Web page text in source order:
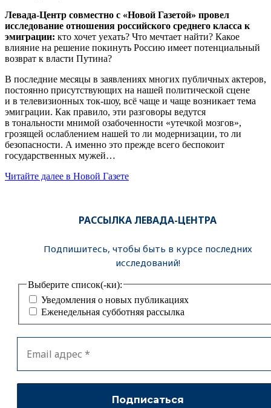
Левада-Центр совместно с «Новой Газетой» провел
исследование отношения российского среднего класса к
эмиграции: кто хочет уехать? Что мечтает найти? Какое
влияние на решение покинуть Россию имеет потенциальный
возврат к власти Путина?
В последние месяцы в заявлениях многих публичных актеров,
постоянно присутствующих на нашей политической сцене
и в телевизионных ток-шоу, всё чаще и чаще возникает тема
эмиграции. Как правило, эти разговоры ведутся
в тональности мнимой озабоченности «утечкой мозгов»,
грозящей ослаблением нашей то ли модернизации, то ли
безопасности. А именно это прежде всего беспокоит
государственных мужей…
Читайте далее в Новой Газете
РАССЫЛКА ЛЕВАДА-ЦЕНТРА
Подпишитесь, чтобы быть в курсе последних
исследований!
Выберите список(-ки):
Уведомления о новых публикациях
Еженедельная субботняя рассылка